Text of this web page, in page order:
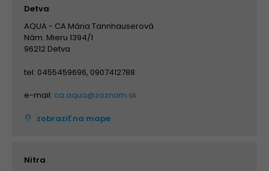
Detva
AQUA - CA Mária Tannhauserová
Nám. Mieru 1394/1
96212 Detva
tel: 0455459696, 0907412788
e-mail: ca.aqua@zoznam.sk
zobraziť na mape
Nitra